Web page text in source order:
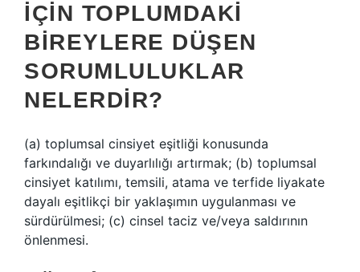
IÇIN TOPLUMDAKI
BIREYLERE DÜŞEN
SORUMLULUKLAR
NELERDIR?
(a) toplumsal cinsiyet eşitliği konusunda
farkındalığı ve duyarlılığı artırmak; (b) toplumsal
cinsiyet katılımı, temsili, atama ve terfide liyakate
dayalı eşitlikçi bir yaklaşımın uygulanması ve
sürdürülmesi; (c) cinsel taciz ve/veya saldırının
önlenmesi.